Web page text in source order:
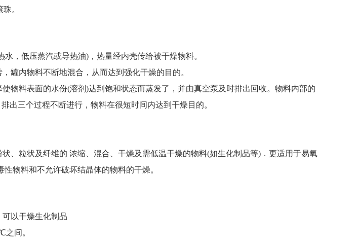
。
低压蒸汽或导热油)，热量经内壳传给被干燥物料。
内物料不断地混合，从而达到强化干燥的目的。
料表面的水份(溶剂)达到饱和状态而蒸发了，并由真空泵及时排出回收。物料内部的
出三个过程不断进行，物料在很短时间内达到干燥目的。
粒状及纤维的 浓缩、混合、干燥及需低温干燥的物料(如生化制品等)．更适用于易氧
物料和不允许破坏结晶体的物料的干燥。
以干燥生化制品
间。